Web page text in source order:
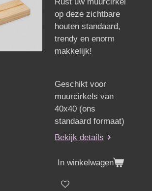
op deze zichtbare
houten standaard,
trendy en enorm
makkelijk!
Geschikt voor
muurcirkels van
40x40 (ons
standaard formaat)
Bekijk details
In winkelwagen